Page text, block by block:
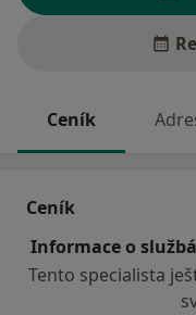
Ceník
Ceník
Informace o
Tento specialista